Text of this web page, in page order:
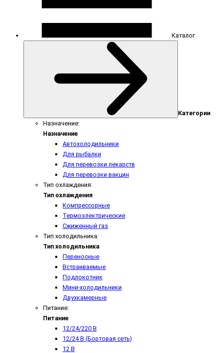
Каталог
Категории
Назначение:
Назначение
Автохолодильники
Для рыбалки
Для перевозки лекарств
Для перевозки вакцин
Тип охлаждения:
Тип охлаждения
Компрессорные
Термоэлектрические
Сжиженный газ
Тип холодильника:
Тип холодильника
Переносные
Встраиваемые
Подлокотник
Мини-холодильники
Двухкамерные
Питание:
Питание
12/24/220 В
12/24 В (Бортовая сеть)
12 В